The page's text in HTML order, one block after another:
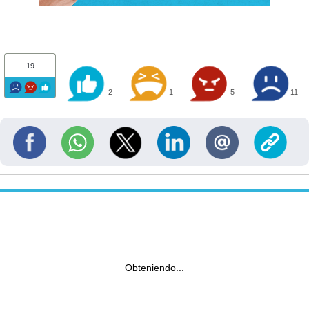
19
2 1 5 11
Obteniendo...